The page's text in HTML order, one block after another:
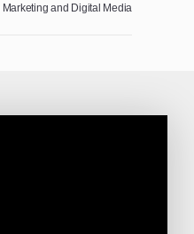
and Digital Media